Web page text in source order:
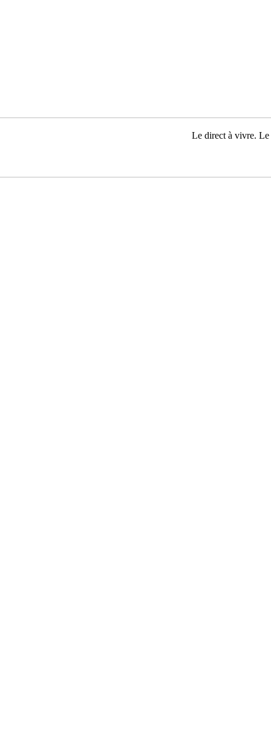
Le direct à vivre. Le